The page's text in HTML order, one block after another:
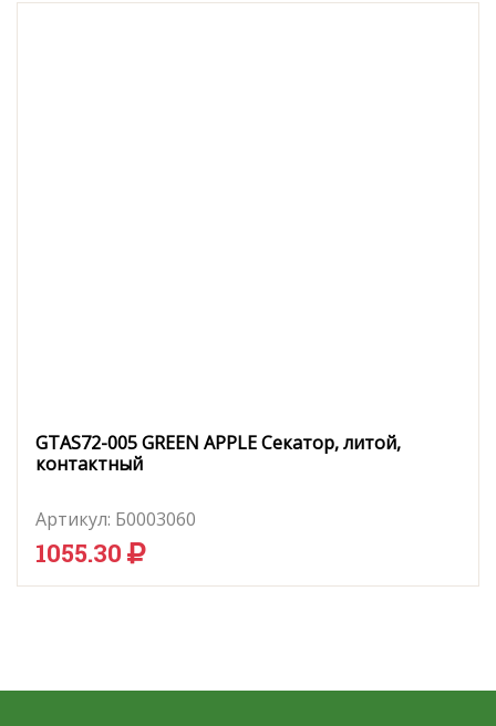
GTAS72-005 GREEN APPLE Секатор, литой,
контактный
Артикул: Б0003060
1055.30